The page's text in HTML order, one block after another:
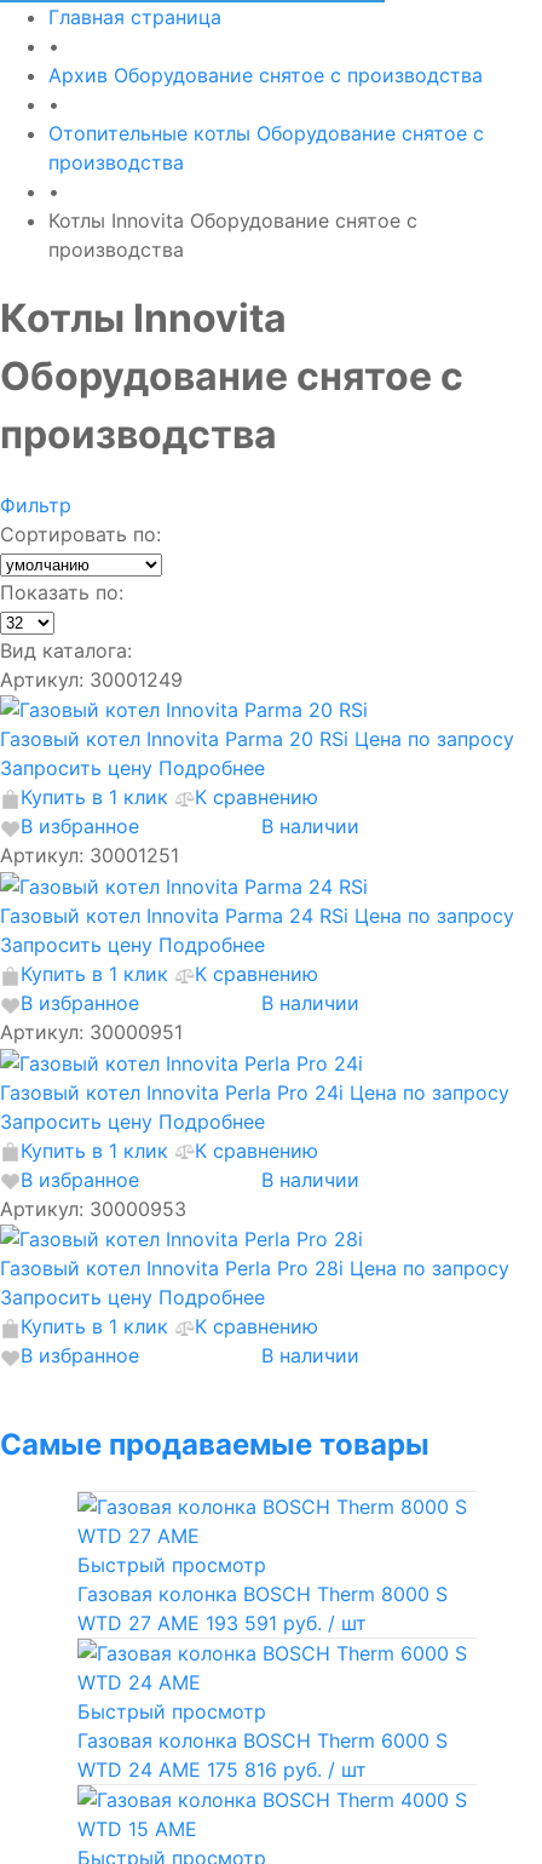
Главная страница
•
Архив Оборудование снятое с производства
•
Отопительные котлы Оборудование снятое с
производства
•
Котлы Innovita Оборудование снятое с
производства
Котлы Innovita
Оборудование снятое с
производства
Фильтр
Сортировать по:
Показать по:
Вид каталога:
Артикул: 30001249
Газовый котел Innovita Parma 20 RSi Цена по запросу
Запросить цену Подробнее
Купить в 1 клик
К сравнению
В избранное
В наличии
Артикул: 30001251
Газовый котел Innovita Parma 24 RSi Цена по запросу
Запросить цену Подробнее
Купить в 1 клик
К сравнению
В избранное
В наличии
Артикул: 30000951
Газовый котел Innovita Perla Pro 24i Цена по запросу
Запросить цену Подробнее
Купить в 1 клик
К сравнению
В избранное
В наличии
Артикул: 30000953
Газовый котел Innovita Perla Pro 28i Цена по запросу
Запросить цену Подробнее
Купить в 1 клик
К сравнению
В избранное
В наличии
Самые продаваемые товары
Быстрый просмотр
Газовая колонка BOSCH Therm 8000 S
WTD 27 AME 193 591 руб. / шт
Быстрый просмотр
Газовая колонка BOSCH Therm 6000 S
WTD 24 AME 175 816 руб. / шт
Быстрый просмотр